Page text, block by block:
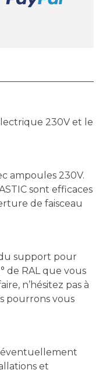
230V et le
ampoules 230V.
sont efficaces
de faisceau
support pour
de RAL que vous
n’hésitez pas à
pourrons vous
éventuellement
et